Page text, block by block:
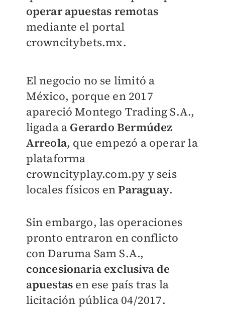
operar apuestas remotas
mediante el portal
crowncitybets.mx.
El negocio no se limitó a
México, porque en 2017
apareció Montego Trading S.A.,
ligada a Gerardo Bermúdez
Arreola, que empezó a operar la
plataforma
crowncityplay.com.py y seis
locales físicos enParaguay.
Sin embargo, las operaciones
pronto entraron en conflicto
con Daruma Sam S.A.,
concesionaria exclusiva de
apuestas en ese país tras la
licitación pública 04/2017.